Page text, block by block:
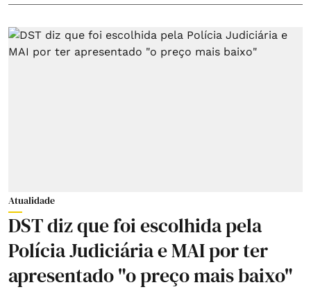
Atualidade
DST diz que foi escolhida pela
Polícia Judiciária e MAI por ter
apresentado "o preço mais baixo"